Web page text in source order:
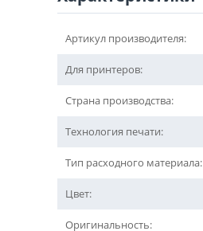
Артикул производителя:
Для принтеров:
Страна производства:
Технология печати:
Тип расходного материала:
Цвет:
Оригинальность: